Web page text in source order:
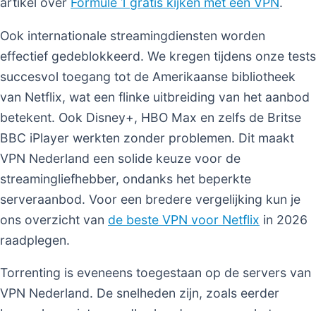
Ook internationale streamingdiensten worden
effectief gedeblokkeerd. We kregen tijdens onze tests
succesvol toegang tot de Amerikaanse bibliotheek
van Netflix, wat een flinke uitbreiding van het aanbod
betekent. Ook Disney+, HBO Max en zelfs de Britse
BBC iPlayer werkten zonder problemen. Dit maakt
VPN Nederland een solide keuze voor de
streamingliefhebber, ondanks het beperkte
serveraanbod. Voor een bredere vergelijking kun je
ons overzicht van de beste VPN voor Netflix in 2026
raadplegen.
Torrenting is eveneens toegestaan op de servers van
VPN Nederland. De snelheden zijn, zoals eerder